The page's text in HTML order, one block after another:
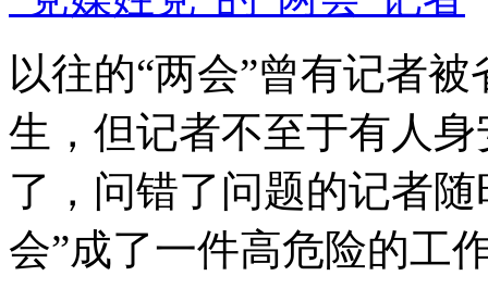
以往的“两会”曾有记者
生，但记者不至于有人
了，问错了问题的记者
会”成了一件高危险的工